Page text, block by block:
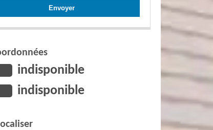
indisponible
indisponible